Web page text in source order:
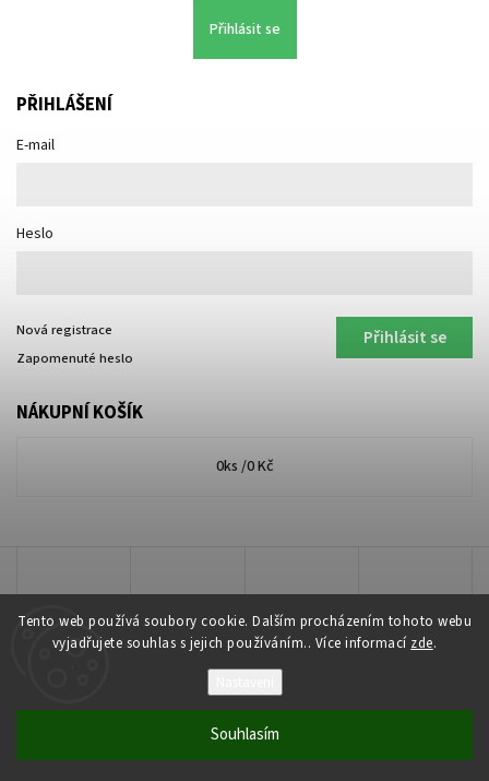
Tento web používá soubory cookie. Dalším procházením tohoto webu
vyjadřujete souhlas s jejich používáním.. Více informací zde.
Souhlasím
Přihlásit se
PŘIHLÁŠENÍ
E-mail
Heslo
Přihlásit se
Nová registrace
Zapomenuté heslo
NÁKUPNÍ KOŠÍK
0ks /0 Kč
Lakkis Toner. Všechna práva vyhrazena.